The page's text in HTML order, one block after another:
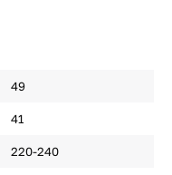
49
41
220-240